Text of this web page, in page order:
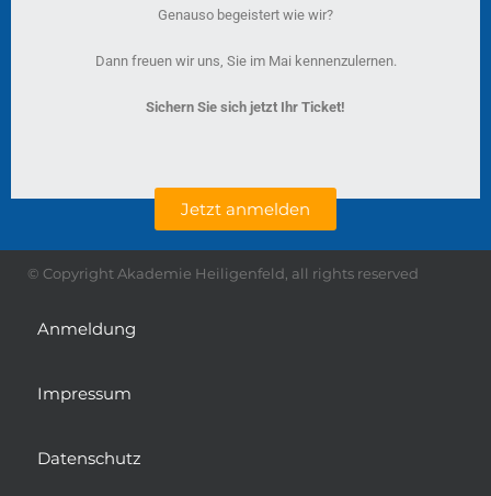
Genauso begeistert wie wir?
Dann freuen wir uns, Sie im Mai kennenzulernen.
Sichern Sie sich jetzt Ihr Ticket!
Jetzt anmelden
© Copyright Akademie Heiligenfeld, all rights reserved
Anmeldung
Impressum
Datenschutz